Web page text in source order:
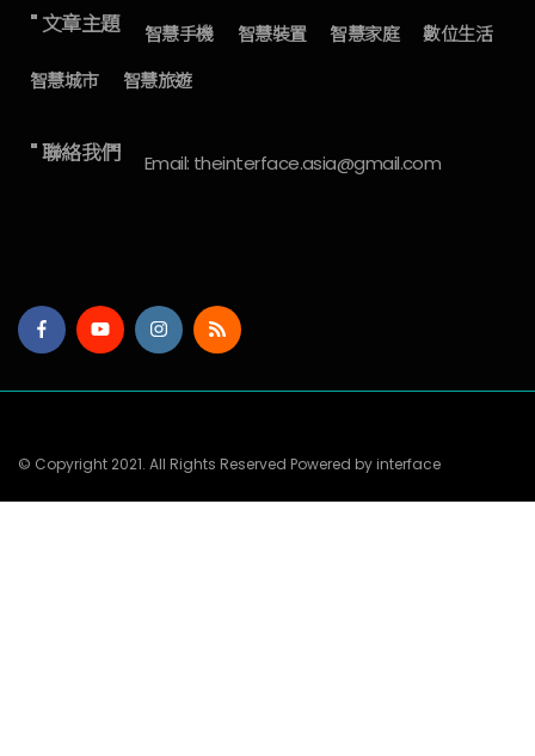
" 文章主題 智慧手機 智慧裝置 智慧家庭
數位生活
智慧城市
智慧旅遊
" 聯絡我們 Email: theinterface.asia@gmail.com
© Copyright 2021. All Rights Reserved Powered by interface